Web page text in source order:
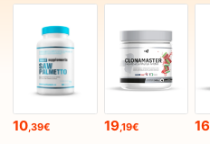
10,39€ 19,19€ 16